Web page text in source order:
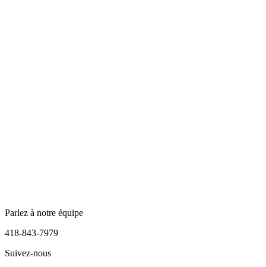
Parlez à notre équipe
418-843-7979
Suivez-nous